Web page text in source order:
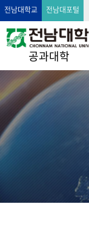
전남대학교 전남대포털
공과대학